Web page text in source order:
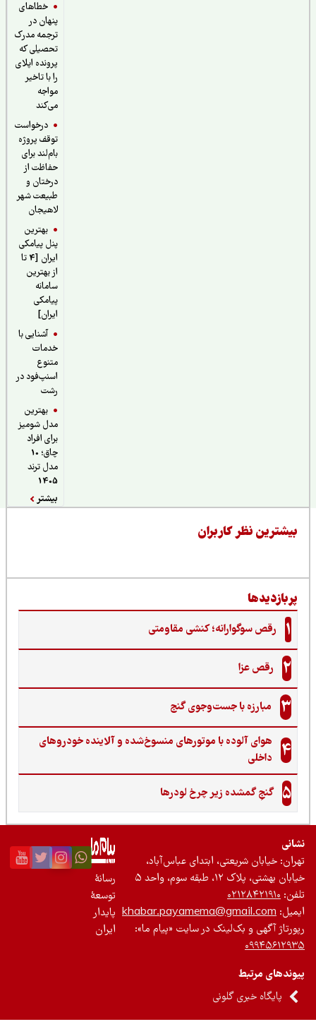
خطاهای
پنهان در
ترجمه مدرک
تحصیلی که
پرونده اپلای
را با تاخیر
درخواست
توقف پروژه
بام‌لند برای
حفاظت از
درختان و
طبیعت شهر
لاهیجان
بهترین
پنل پیامکی
ایران [4 تا
از بهترین
سامانه
پیامکی
آشنایی با
خدمات
اسنپ‌فود در
بهترین
مدل شومیز
برای افراد
چاق؛ 10
مدل ترند
نظر کاربران
رقص سوگوارانه؛ کنشی مقاومتی
رقص عزا
مبارزه با جست‌وجوی گنج‌
هوای آلوده با موتورهای منسوخ‌شده و آلاینده خودروهای
داخلی
گنجِ گمشده زیر چرخ لودرها
خیابان شریعتی، ابتدای عباس‌آباد،
بهشتی، پلاک ۱۲، طبقه سوم، واحد ۵
۰۲۱۲۸۴۲۱۹۱۰
khabar.payamema@gmail.com
آگهی و بک‌لینک در سایت «پیام ما»:
مرتبط
پایگاه خبری گلونی
رسانۀ
توسعۀ
پایدار
ایران